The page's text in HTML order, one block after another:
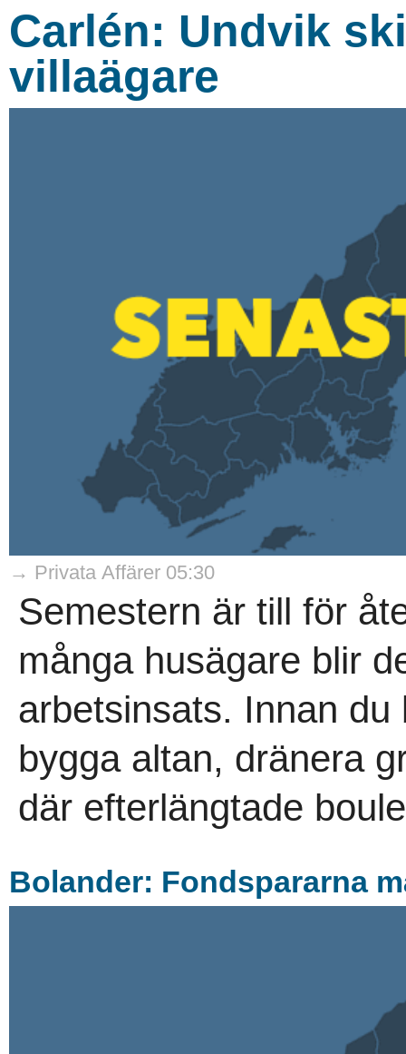
Carlén: Undvik
villaägare
→ Privata Affärer 05:30
Semestern är till för
många husägare blir
arbetsinsats. Innan
bygga altan, dränera
där efterlängtade
Bolander: Fondspararna